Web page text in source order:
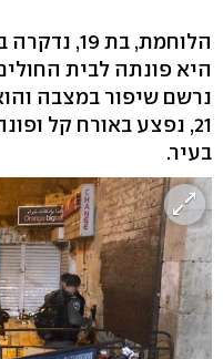
הלוחמת, בת
היא פונתה לבית
נרשם שיפור במצבה
21, נפצע באורח קל
בעיר.